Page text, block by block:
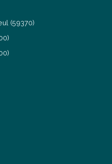
(59370)